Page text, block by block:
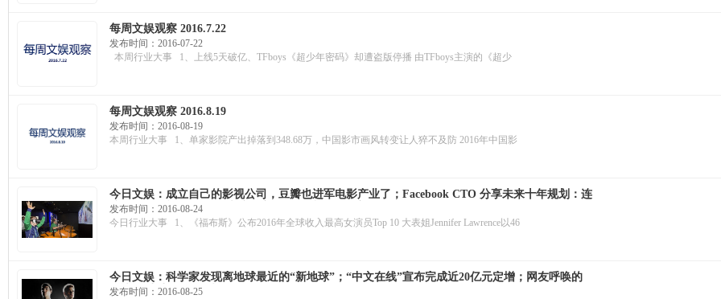
每周文娱观察 2016.7.22
发布时间：2016-07-22
本周行业大事 1、上线5天破亿、TFboys《超少年密码》却遭盗版停播 由TFboys主演的《超少
每周文娱观察 2016.8.19
发布时间：2016-08-19
本周行业大事 1、单家影院产出掉落到348.68万，中国影市画风转变让人猝不及防 2016年中国影
今日文娱：成立自己的影视公司，豆瓣也进军电影产业了；Facebook CTO 分享未来十年规划：连
接、人工智能（AI） 、虚拟现实（VR）和增强现实（AR）
发布时间：2016-08-24
今日行业大事 1、《福布斯》公布2016年全球收入最高女演员Top 10 大表姐Jennifer Lawrence以46
今日文娱：科学家发现离地球最近的“新地球”；“中文在线”宣布完成近20亿元定增；网友呼唤的
《谍影重重5》2D版来了
发布时间：2016-08-25